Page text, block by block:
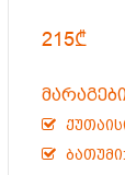
215₾